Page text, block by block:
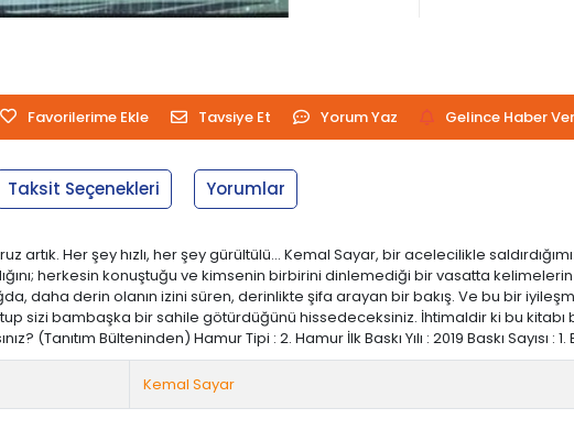
Favorilerime Ekle Tavsiye Et Yorum Yaz Gelince Haber Ver
Taksit Seçenekleri Yorumlar
Her şey hızlı, her şey gürültülü... Kemal Sayar, bir acelecilikle
herkesin konuştuğu ve kimsenin birbirini dinlemediği bir vasatta
daha derin olanın izini süren, derinlikte şifa arayan bir bakış. Ve bu bir
sizi bambaşka bir sahile götürdüğünü hissedeceksiniz. İhtimaldir ki bu kitabı
(Tanıtım Bülteninden) Hamur Tipi : 2. Hamur İlk Baskı Yılı : 2019 Baskı Sayısı : 1.
Kemal Sayar